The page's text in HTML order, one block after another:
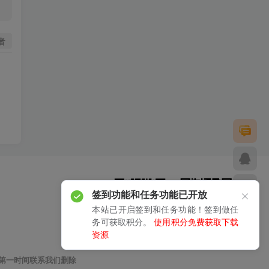
一时间联系我们删除
签到功能和任务功能已开放
本站已开启签到和任务功能！签到做任
务可获取积分。
使用积分免费获取下载
资源